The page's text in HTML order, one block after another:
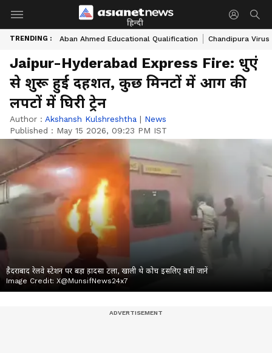
हिन्दी
TRENDING : Aban Ahmed Educational Qualification Chandipura
Jaipur-Hyderabad Express Fire: धुएं
से शुरू हुई दहशत, कुछ मिनटों में आग की
लपटों में घिरी ट्रेन
Author : Akshansh Kulshreshtha | News
Published : May 15 2026, 09:23 PM IST
हैदराबाद रेलवे स्टेशन पर बड़ा हादसा टला, खाली थे कोच इसलिए बचीं जानें
Image Credit: X@MunsifNews24x7